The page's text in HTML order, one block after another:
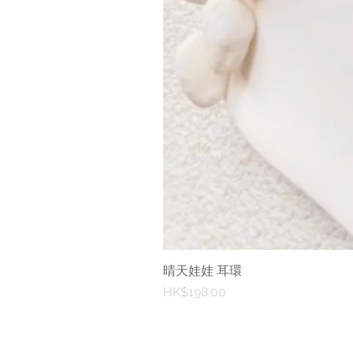
晴天娃娃 耳環
價格
HK$198.00